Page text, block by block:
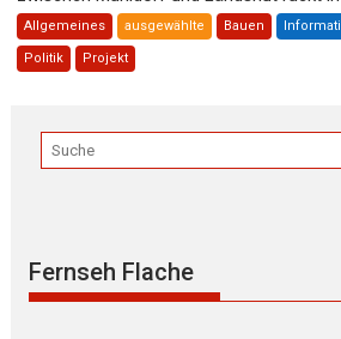
Allgemeines ausgewählte Bauen
Politik Projekt
Fernseh Flache